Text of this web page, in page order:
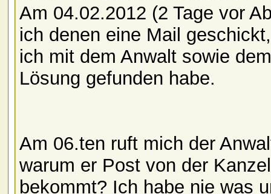
Am 04.02.2012 (2 Tage vor
ich denen eine Mail
ich mit dem Anwalt sowie
Lösung gefunden habe.
Am 06.ten ruft mich der
warum er Post von der
bekommt? Ich habe nie was